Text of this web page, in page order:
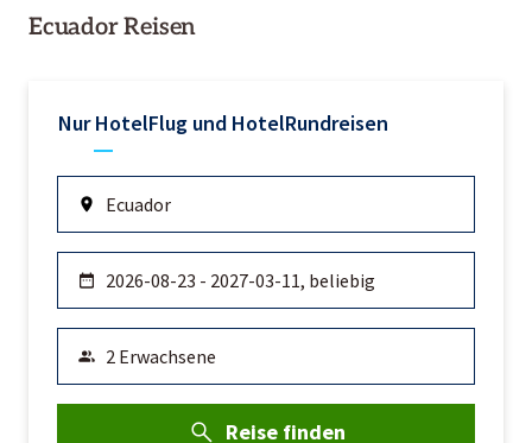
Ecuador Reisen
Nur HotelFlug und HotelRundreisen
Reise finden